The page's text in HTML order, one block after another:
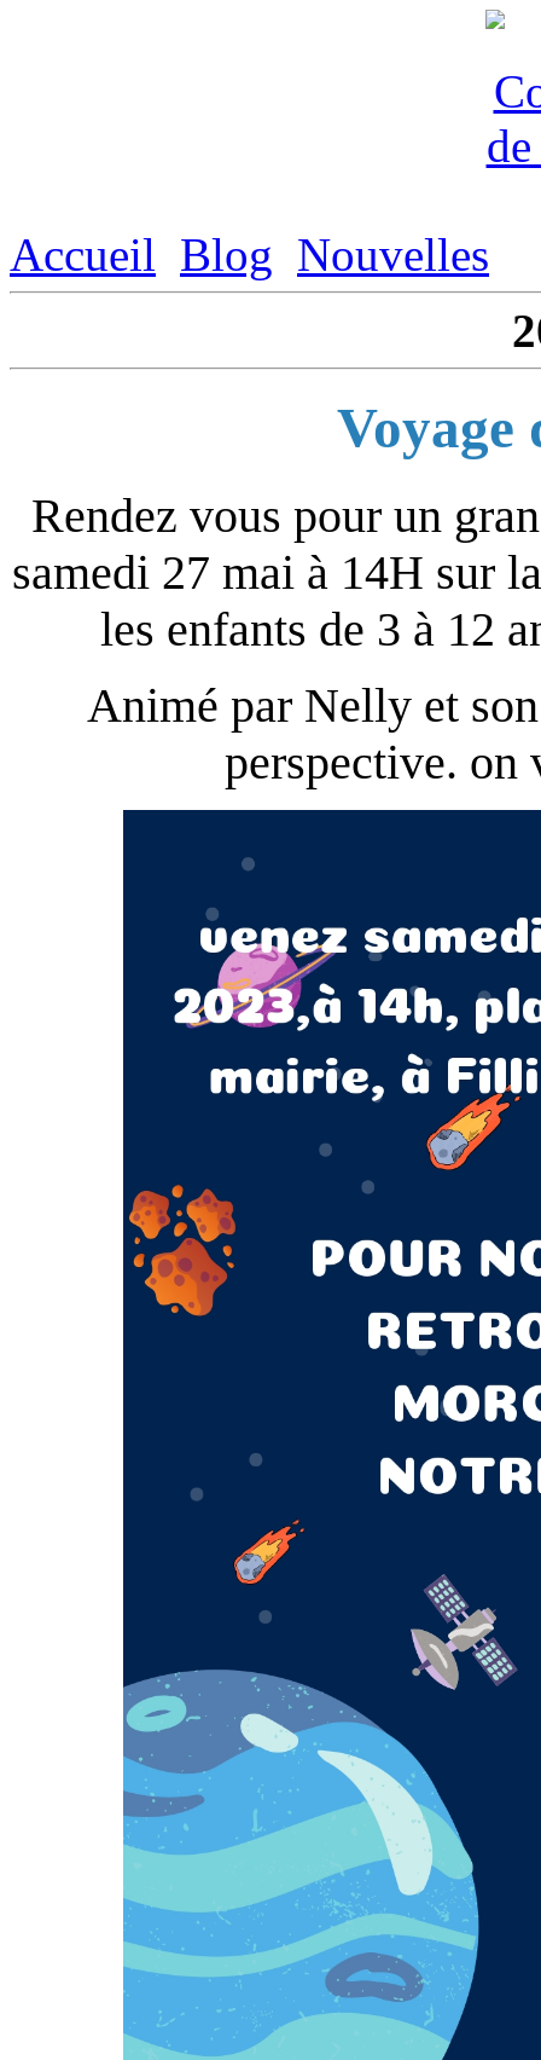
Accueil Blog Nouvelles
Voyage
Rendez vous pour un
samedi 27 mai à 14H sur
les enfants de 3 à 12
Animé par Nelly et
perspective. on